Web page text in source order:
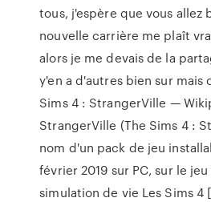
tous, j'espère que vous allez
nouvelle carrière me plaît
alors je me devais de la
y'en a d'autres bien sur mais
Sims 4 : StrangerVille —
StrangerVille (The Sims 4 :
nom d'un pack de jeu
février 2019 sur PC, sur le
simulation de vie Les Sims 4